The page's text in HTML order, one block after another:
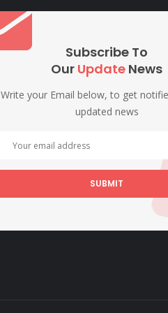
Subscribe To
Our Update News
Write your Email below, to get
updated news
SUBMIT